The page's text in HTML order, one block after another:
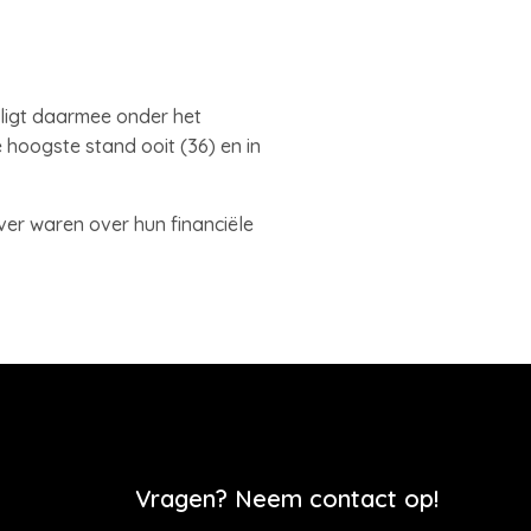
daarmee onder het
stand ooit (36) en in
waren over hun financiële
Vragen? Neem contact op!